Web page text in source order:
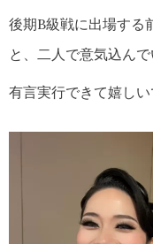
後期B級戦に出場する
と、二人で意気込ん
有言実行できて嬉しい